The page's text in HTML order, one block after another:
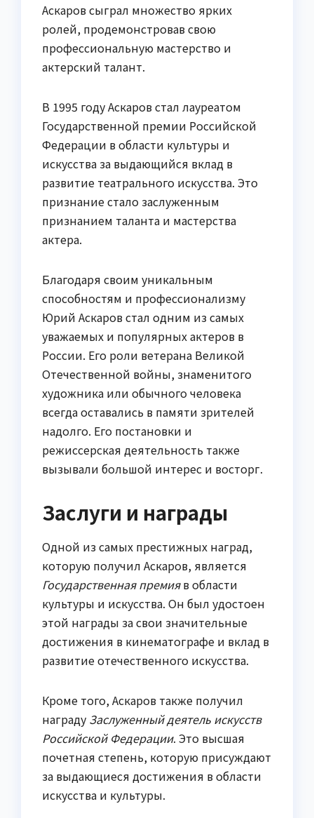
Аскаров сыграл множество ярких
ролей, продемонстровав свою
профессиональную мастерство и
актерский талант.
В 1995 году Аскаров стал лауреатом
Государственной премии Российской
Федерации в области культуры и
искусства за выдающийся вклад в
развитие театрального искусства. Это
признание стало заслуженным
признанием таланта и мастерства
актера.
Благодаря своим уникальным
способностям и профессионализму
Юрий Аскаров стал одним из самых
уважаемых и популярных актеров в
России. Его роли ветерана Великой
Отечественной войны, знаменитого
художника или обычного человека
всегда оставались в памяти зрителей
надолго. Его постановки и
режиссерская деятельность также
вызывали большой интерес и восторг.
Заслуги и награды
Одной из самых престижных наград,
которую получил Аскаров, является
Государственная премияв области
культуры и искусства. Он был удостоен
этой награды за свои значительные
достижения в кинематографе и вклад в
развитие отечественного искусства.
Кроме того, Аскаров также получил
награду Заслуженный деятель искусств
Российской Федерации. Это высшая
почетная степень, которую присуждают
за выдающиеся достижения в области
искусства и культуры.